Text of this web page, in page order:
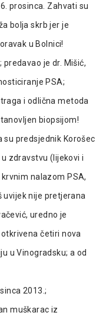
prosinca. Zahvati su
bolja skrb jer je
u Bolnici!
predavao je dr. Mišić,
PSA;
i odlična metoda
biopsijom!
su predsjednik Korošec
zdravstvu (lijekovi i
nalazom PSA,
uvijek nije pretjerana
uredno je
četiri nova
u Vinogradsku; a od
2013.;
muškarac iz